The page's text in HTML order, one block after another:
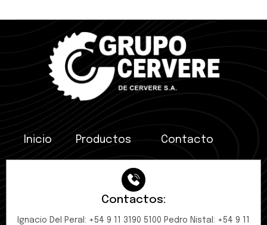
Inicio Productos Contacto
Contactos:
Ignacio Del Peral: +54 9 11 3190 5100 Pedro Nistal: +54 9 11